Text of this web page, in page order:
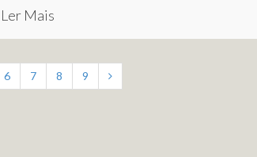
Ler Mais
6 7 8 9